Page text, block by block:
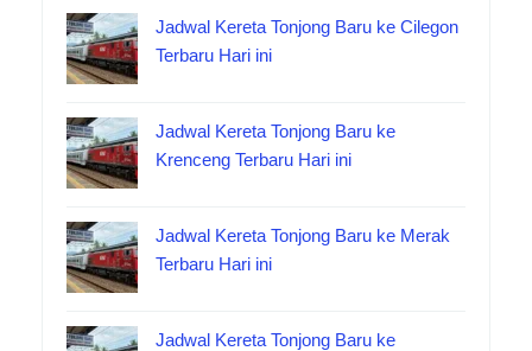
Jadwal Kereta Tonjong Baru ke Cilegon
Terbaru Hari ini
Jadwal Kereta Tonjong Baru ke
Krenceng Terbaru Hari ini
Jadwal Kereta Tonjong Baru ke Merak
Terbaru Hari ini
Jadwal Kereta Tonjong Baru ke